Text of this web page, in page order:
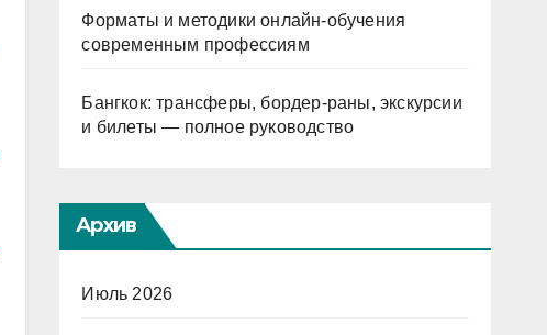
Форматы и методики онлайн-обучения
современным профессиям
Бангкок: трансферы, бордер-раны, экскурсии
и билеты — полное руководство
Архив
Июль 2026